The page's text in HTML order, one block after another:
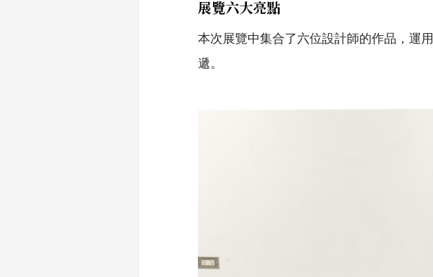
展覽六大亮點
本次展覽中集合了六位設計師的作品，運
遞。